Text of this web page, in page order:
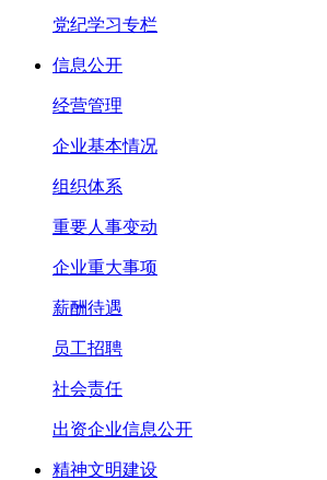
党纪学习专栏
信息公开
经营管理
企业基本情况
组织体系
重要人事变动
企业重大事项
薪酬待遇
员工招聘
社会责任
出资企业信息公开
精神文明建设